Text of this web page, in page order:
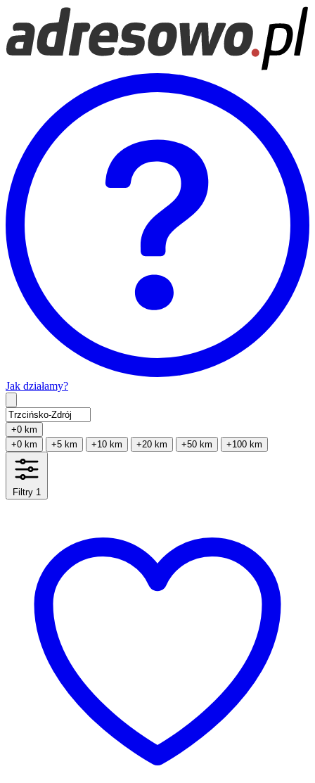
Jak działamy?
+0 km
+0 km
+5 km +10 km +20 km +50 km +100 km
Filtry 1